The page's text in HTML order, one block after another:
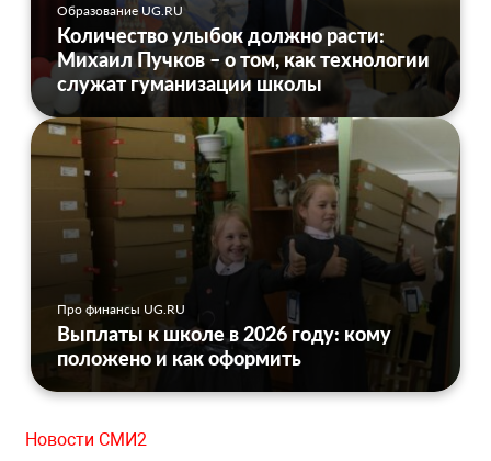
Образование UG.RU
Количество улыбок должно расти:
Михаил Пучков – о том, как технологии
служат гуманизации школы
Про финансы UG.RU
Выплаты к школе в 2026 году: кому
положено и как оформить
Новости СМИ2